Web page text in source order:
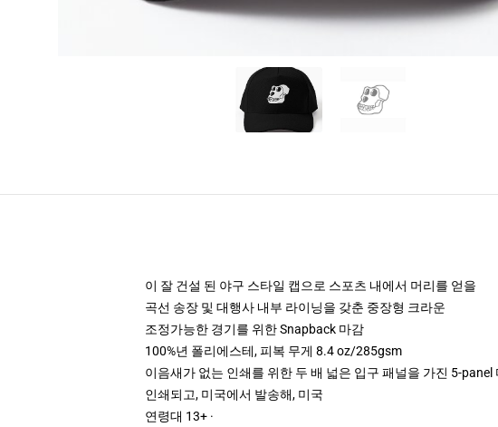
이 잘 건설 된 야구 스타일 캡으로 스포츠 내에서 머리를 얻을
곡선 송장 및 대행사 내부 라이닝을 갖춘 중장형 크라운
조정가능한 경기를 위한 Snapback 마감
100%년 폴리에스테, 피복 무게 8.4 oz/285gsm
이음새가 없는 인쇄를 위한 두 배 넓은 입구 패널을 가진 5-panel
인쇄되고, 미국에서 발송해, 미국
연령대 13+ ·